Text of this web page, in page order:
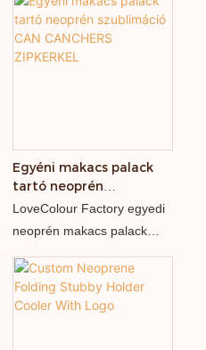
karcálló, tartós és praktikus
Egyéni makacs palack
tartó neoprén
szublimáció CAN
CANCHERS ZIPKERKEL
LoveColour Factory egyedi
neoprén makacs palack
neoprén anyag és finom
kivitelezés használata